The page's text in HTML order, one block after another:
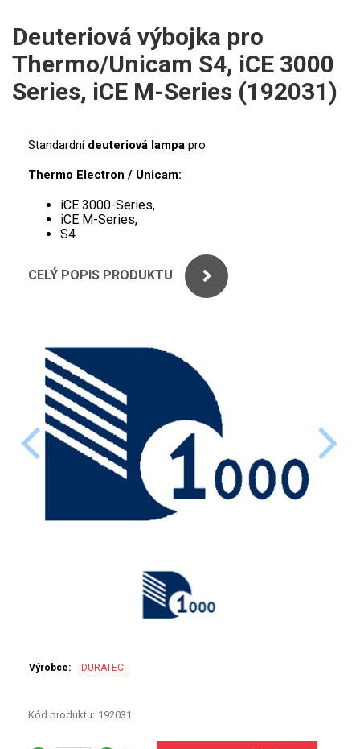
PERKINELMER
SHIMADZU
THERMO ELECTRON (UNICAM)
ANALYTIK JENA
STANDARDY
ICP
PERKINELMER
SHIMADZU
TELEDYNE LEEMAN
HORIBA (JOBIN YVONE)
GBC
APLIKACE CETAC
UV-VIS FLUO
MS/SPM
Deuteriová výbojka pro
Thermo/Unicam S4, iCE 3000
Series, iCE M-Series (192031)
Standardní deuteriová lampa pro
Thermo Electron / Unicam:
iCE 3000-Series,
iCE M-Series,
S4.
CELÝ POPIS PRODUKTU
Výrobce: DURATEC
Kód produktu: 192031